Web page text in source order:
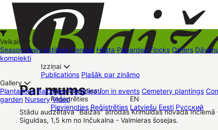
+37126545879
Pievienoties /
Reģistrēties
Pievienoties Reģistrēties
EN
Latviešu Eesti Русский
Veikals
Season news Astilbes Cereals Hosta Papardes Flocks Others
komplekti
Izziņai
Publications Plašāk par zināmo
Gallery
Plantations Balconies Participation in events Cemetery plantings
garden Nursery Video
Trading places
Contacts Dāvanu kartes Augu komplekti
Par mums
Stādu audzētava "Baižas" atrodas Krimuldas novada Inciemā
Siguldas, 1,5 km no Inčukalna - Valmieras šosejas.